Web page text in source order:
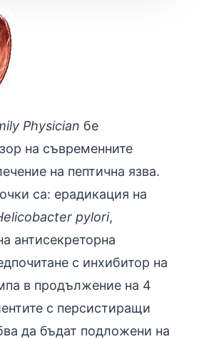
Physician бе
на съвременните
на пептична язва.
са: ерадикация на
pylori,
антисекреторна
с инхибитор на
в продължение на 4
с персистиращи
да бъдат подложени на